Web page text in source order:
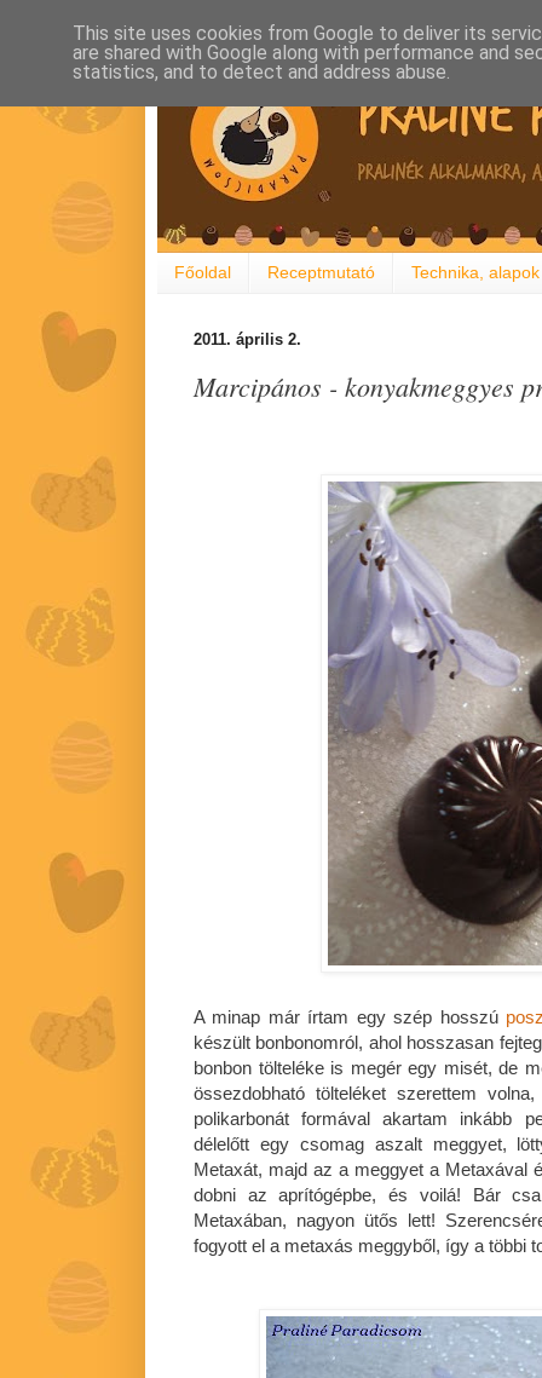
Főoldal Receptmutató Technika, alapok
2011. április 2.
Marcipános - konyakmeggyes
A minap már írtam egy szép hosszú
készült bonbonomról, ahol hosszasan
bonbon tölteléke is megér egy misét, de
össezdobható tölteléket szerettem
polikarbonát formával akartam inkább
délelőtt egy csomag aszalt meggyet,
Metaxát, majd az a meggyet a Metaxával
dobni az aprítógépbe, és voilá! Bár
Metaxában, nagyon ütős lett!
fogyott el a metaxás meggyből, így a többi
This site uses cookies from Google to deliver its
are shared with Google along with performance and
statistics, and to detect and address abuse.